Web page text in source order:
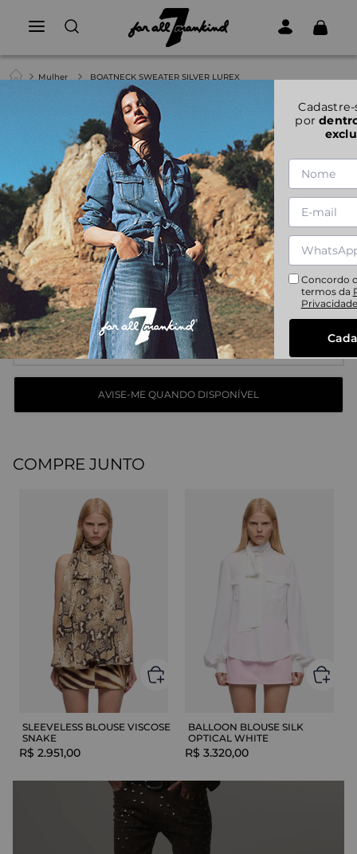
Mulher BOATNECK SWEATER SILVER LUREX
BOATNECK SWEATER SILVER LUREX
S
COMPRE JUNTO
SLEEVELESS BLOUSE VISCOSE
SNAKE
R$ 2.951,00
BALLOON BLOUSE SILK
OPTICAL WHITE
R$ 3.320,00
por
Concordo
termos da
Privacidade